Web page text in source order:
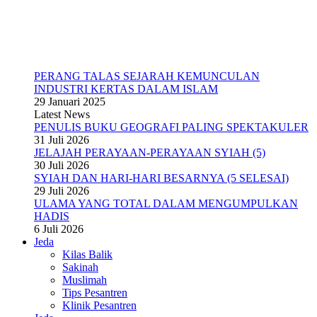
PERANG TALAS SEJARAH KEMUNCULAN
INDUSTRI KERTAS DALAM ISLAM
29 Januari 2025
Latest News
PENULIS BUKU GEOGRAFI PALING SPEKTAKULER
31 Juli 2026
JELAJAH PERAYAAN-PERAYAAN SYIAH (5)
30 Juli 2026
SYIAH DAN HARI-HARI BESARNYA (5 SELESAI)
29 Juli 2026
ULAMA YANG TOTAL DALAM MENGUMPULKAN
HADIS
6 Juli 2026
Jeda
Kilas Balik
Sakinah
Muslimah
Tips Pesantren
Klinik Pesantren